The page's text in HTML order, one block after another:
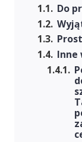
Do
Inne